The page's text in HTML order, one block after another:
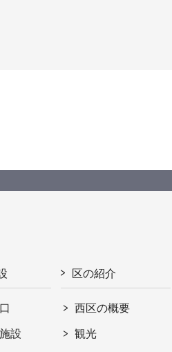
設
区の紹介
西区の概要
観光